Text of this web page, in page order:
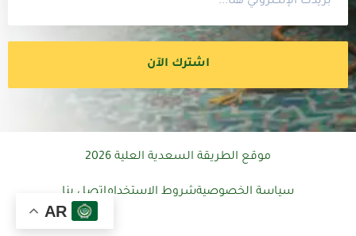
اشترك الآن
موقع الطريقة السعدية العلية 2026
سياسة الخصوصيةشروط الاستخداماتصل بنا
AR